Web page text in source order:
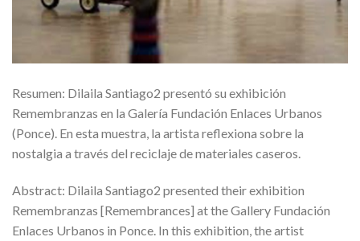
Resumen: Dilaila Santiago2 presentó su exhibición
Remembranzas en la Galería Fundación Enlaces Urbanos
(Ponce). En esta muestra, la artista reflexiona sobre la
nostalgia a través del reciclaje de materiales caseros.
Abstract: Dilaila Santiago2 presented their exhibition
Remembranzas [Remembrances] at the Gallery Fundación
Enlaces Urbanos in Ponce. In this exhibition, the artist